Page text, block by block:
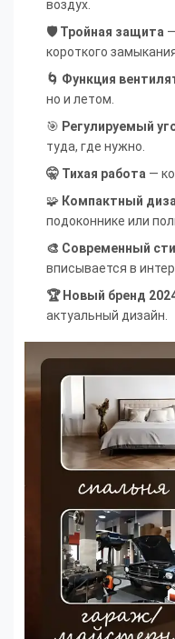
воздух.
🛡 Тройная защита
короткого
🌀 Функция
но и летом.
🎯 Регулируемый
туда, где нужно.
🤫 Тихая работа —
🧩 Компактный
подоконнике или
🎨 Современный
вписывается в
🏆 Новый бренд
актуальный дизайн.